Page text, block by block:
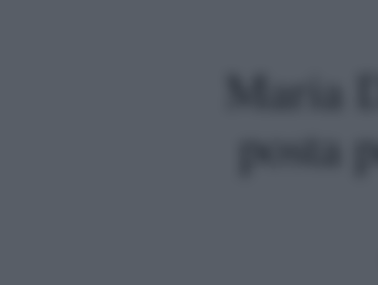
Maria
posta